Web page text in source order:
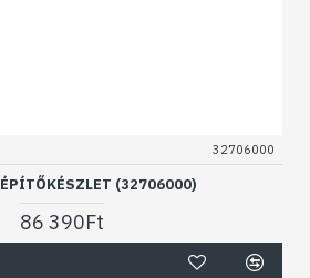
32706000
(32706000)
86 390Ft